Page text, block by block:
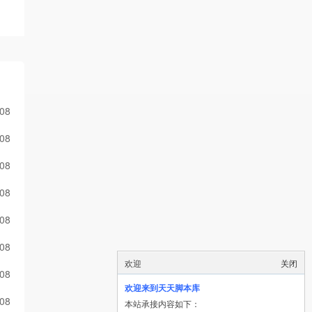
关闭
欢迎
欢迎来到天天脚本库
本站承接内容如下：